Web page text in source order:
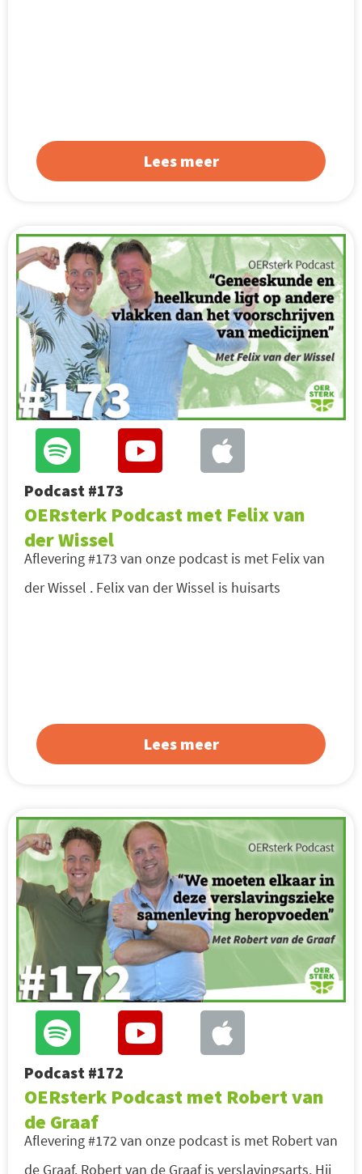
Lees meer
Podcast #173
OERsterk Podcast met Felix van
der Wissel
Aflevering #173 van onze podcast is met Felix van
der Wissel . Felix van der Wissel is huisarts
Lees meer
Podcast #172
OERsterk Podcast met Robert van
de Graaf
Aflevering #172 van onze podcast is met Robert van
de Graaf. Robert van de Graaf is verslavingsarts. Hij